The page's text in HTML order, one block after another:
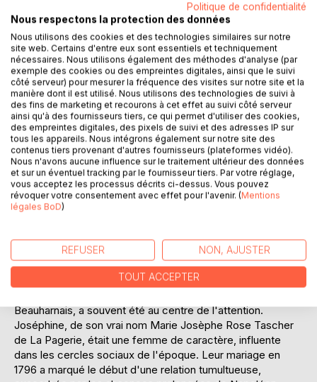
missives, le lecteur découvre un Napoléon vulnérable,
capable de tendresse et d'émotions intenses, contrastant
avec l'image souvent rigide de l'homme d'État. Le livre
met en lumière les moments de doute, de jalousie, mais
aussi de réconciliation, offrant une perspective nouvelle sur
les motivations et les aspirations personnelles de
l'empereur. "Tendresses impériales" est une invitation à
explorer les subtilités de l'amour au sein du pouvoir,
constituant ainsi une ressource précieuse pour les
amateurs d'histoire et de littérature.
__________________________________________
BIOGRAPHIE DE L'AUTEUR :
une figure historique majeure, connu pour son rôle
déterminant dans l'histoire de la France et de l'Europe. Il
s'est distingué par ses talents militaires et ses réformes
politiques, devenant empereur des Français en 1804. Sa vie
Beauharnais, a souvent été au centre de l'attention.
Joséphine, de son vrai nom Marie Josèphe Rose Tascher
de La Pagerie, était une femme de caractère, influente
dans les cercles sociaux de l'époque. Leur mariage en
1796 a marqué le début d'une relation tumultueuse,
Politique de confidentialité
Nous respectons la protection des données
Nous utilisons des cookies et des technologies similaires sur notre
site web. Certains d'entre eux sont essentiels et techniquement
nécessaires. Nous utilisons également des méthodes d'analyse (par
exemple des cookies ou des empreintes digitales, ainsi que le suivi
côté serveur) pour mesurer la fréquence des visites sur notre site et la
manière dont il est utilisé. Nous utilisons des technologies de suivi à
des fins de marketing et recourons à cet effet au suivi côté serveur
ainsi qu'à des fournisseurs tiers, ce qui permet d'utiliser des cookies,
des empreintes digitales, des pixels de suivi et des adresses IP sur
tous les appareils. Nous intégrons également sur notre site des
contenus tiers provenant d'autres fournisseurs (plateformes vidéo).
Nous n'avons aucune influence sur le traitement ultérieur des données
et sur un éventuel tracking par le fournisseur tiers. Par votre réglage,
vous acceptez les processus décrits ci-dessus. Vous pouvez
révoquer votre consentement avec effet pour l'avenir. (Mentions
légales BoD)
REFUSER NON, AJUSTER
TOUT ACCEPTER